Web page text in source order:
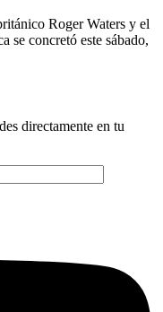
Roger Waters y el
se concretó este sábado,
directamente en tu